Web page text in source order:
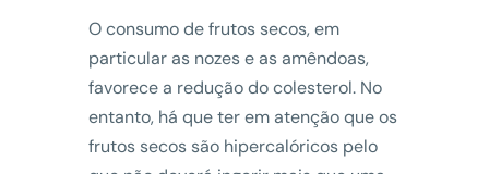
O consumo de frutos secos, em
particular as nozes e as amêndoas,
favorece a redução do colesterol. No
entanto, há que ter em atenção que os
frutos secos são hipercalóricos pelo